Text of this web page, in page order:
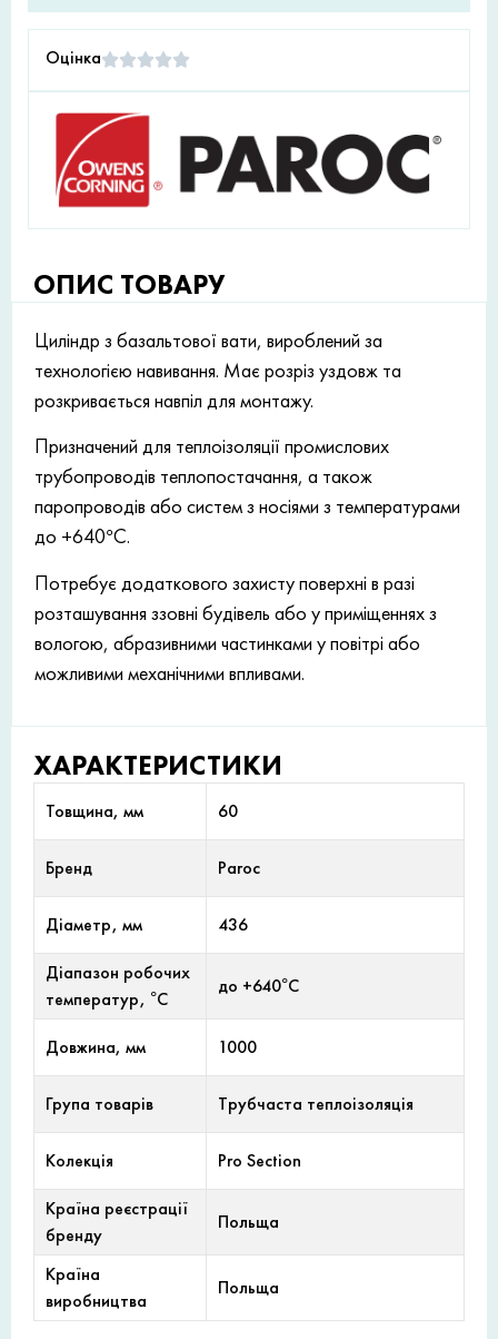
Оцінка
ОПИС ТОВАРУ
Циліндр з базальтової вати, вироблений за
технологією навивання. Має розріз уздовж та
розкривається навпіл для монтажу.
Призначений для теплоізоляції промислових
трубопроводів теплопостачання, а також
паропроводів або систем з носіями з температурами
до +640°С.
Потребує додаткового захисту поверхні в разі
розташування ззовні будівель або у приміщеннях з
вологою, абразивними частинками у повітрі або
можливими механічними впливами.
ХАРАКТЕРИСТИКИ
Товщина, мм 60
Бренд Paroc
Діаметр, мм 436
Діапазон робочих
температур, °С
до +640°С
Довжина, мм 1000
Група товарів Трубчаста теплоізоляція
Колекція Pro Section
Країна реєстрації
бренду
Польща
Країна
виробництва
Польща